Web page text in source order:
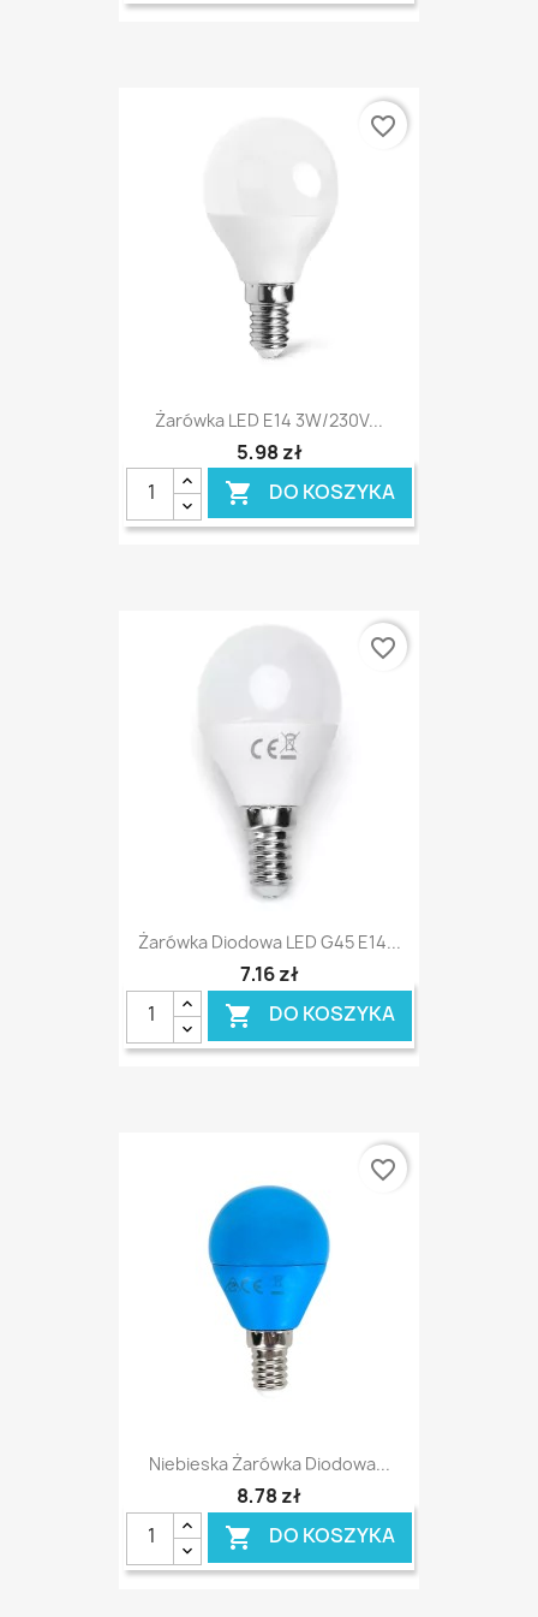
Żarówka LED E14 3W/230V...
5,98 zł
 DO KOSZYKA
favorite_border
Żarówka Diodowa LED G45 E14...
7,16 zł
 DO KOSZYKA
favorite_border
Niebieska Żarówka Diodowa...
8,78 zł
 DO KOSZYKA
favorite_border